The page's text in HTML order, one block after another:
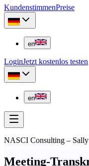
KundenstimmenPreise
en
LoginJetzt kostenlos testen
en
NASCI Consulting –
Meeting-